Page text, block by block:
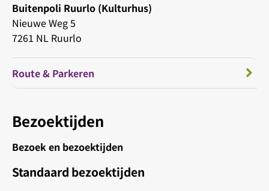
Buitenpoli Ruurlo (Kulturhus)
Nieuwe Weg 5
7261 NL Ruurlo
Route & Parkeren
Bezoektijden
Bezoek en bezoektijden
Standaard bezoektijden